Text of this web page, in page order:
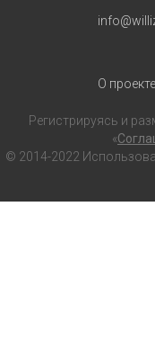
О проекте
Регистрируясь и
«
© 2014-2022